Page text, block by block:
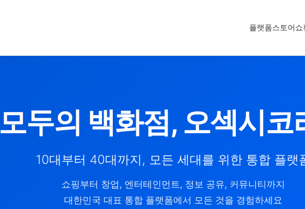
플랫폼스토어쇼
모두의 백화점, 오섹시코
10대부터 40대까지, 모든 세대를 위한 통합 플랫
쇼핑부터 창업, 엔터테인먼트, 정보 공유, 커뮤니티까지
대한민국 대표 통합 플랫폼에서 모든 것을 경험하세요